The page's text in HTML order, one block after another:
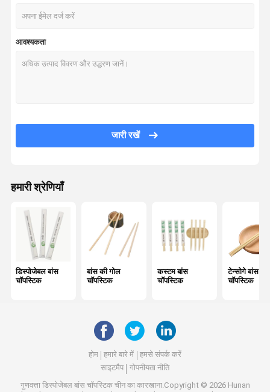
जापानी सुशी चॉपस्टिक
जापानी शैली चॉपस्टिक
व्यक्तिगत रूप से लपेटी हुई चॉपस्टिक
बांस की धूप की छड़ें
डिस्पोजेबल बांस कटलरी
डिस्पोजेबल लंच बॉक्स
बांस की टूथपिक
नरम ब्रिसल बांस टूथब्रश
आवश्यकता
जारी रखें
हमारी श्रेणियाँ
डिस्पोजेबल बांस
चॉपस्टिक
बांस की गोल
चॉपस्टिक
कस्टम बांस
चॉपस्टिक
टेन्सोगे बांस
चॉपस्टिक
होम हमारे बारे में
हमसे संपर्क करें
साइटमैप
गोपनीयता नीति
गुणवत्ता डिस्पोजेबल बांस चॉपस्टिकचीन का कारखाना.Copyright © 2026 Hunan